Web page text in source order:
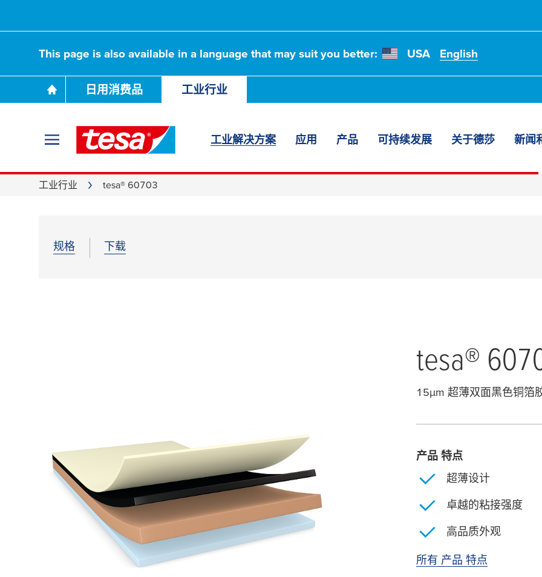
This page is also available in a language that may suit you better: USA English
日用消费品 工业行业
工业解决方案 应用 产品 可持续发展 关于德莎 新闻
工业行业 tesa® 60703
规格 下载
tesa®
15μm 超薄双面黑色铜箔
产品 特点
超薄设计
卓越的粘接强度
高品质外观
所有 产品 特点